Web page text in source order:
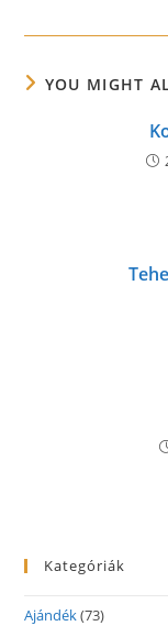
YOU MIGHT
Kategóriák
Ajándék(73)